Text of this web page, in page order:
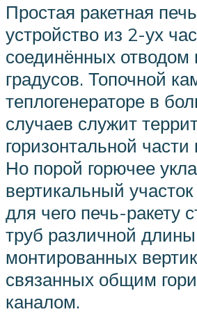
Простая ракетная
устройство из 2-ух
соединённых отводом
градусов. Топочной
теплогенераторе в
случаев служит
горизонтальной части
Но порой горючее
вертикальный участок
для чего печь-ракету
труб различной
монтированных
связанных общим
каналом.